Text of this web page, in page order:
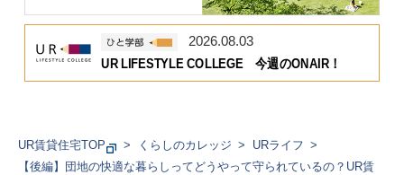
2026.08.03
UR LIFESTYLE COLLEGE 今週のONAIR！
UR賃貸住宅TOP くらしのカレッジ
URライフ
【後編】団地の快適な暮らしってどうやって守られているの？UR賃